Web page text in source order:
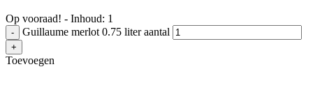
Op vooraad! - Inhoud: 1
- Guillaume merlot 0.75 liter aantal
+
Toevoegen